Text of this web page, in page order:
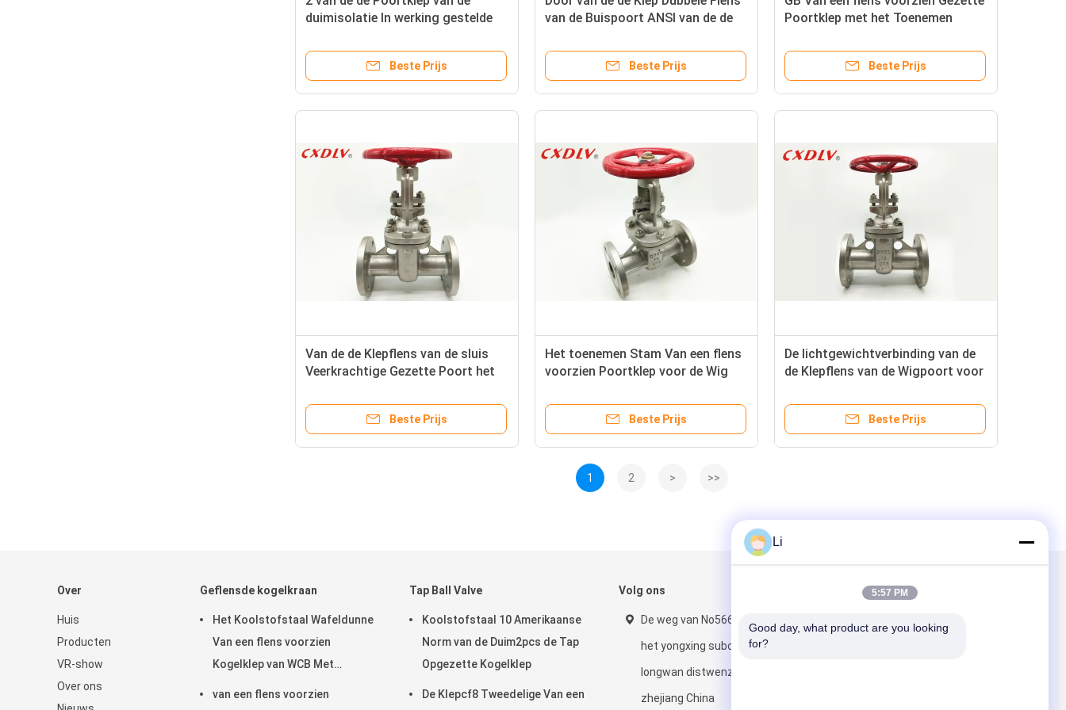
duimisolatie In werking gestelde
gegoten staal
Beste Prijs
van de Buispoort ANSI van de de
Beste Prijs
Poortklep met het Toenemen
Beste Prijs
Van de de Klepflens van de sluis
Veerkrachtige Gezette Poort het
CF8M
Beste Prijs
Het toenemen Stam Van een flens
voorzien Poortklep voor de Wig
Pijpmontage
Beste Prijs
De lichtgewichtverbinding van de
de Klepflens van de Wigpoort voor
Beste Prijs
1 2 > >>
Over
Huis
Producten
VR-show
Over ons
Geflensde kogelkraan
Het Koolstofstaal Wafeldunne
Van een flens voorzien
Kogelklep van WCB Met
van een flens voorzien
Tap Ball Valve
Koolstofstaal 10 Amerikaanse
Norm van de Duim2pcs de Tap
Opgezette Kogelklep
De Klepcf8 Tweedelige Van een
Volg ons
De weg van No566binhai 3de
het yongxing subdistrict
longwan distwenzhou
zhejiang China
Mail ons
Li
5:57 PM
Good day, what product are you looking
for?